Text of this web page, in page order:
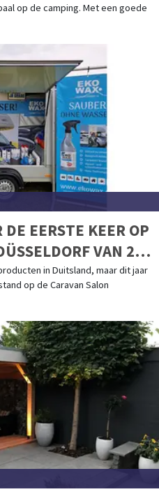
op de camping. Met een goede
DE EERSTE KEER OP
VAN 28
in Duitsland, maar dit jaar
op de Caravan Salon